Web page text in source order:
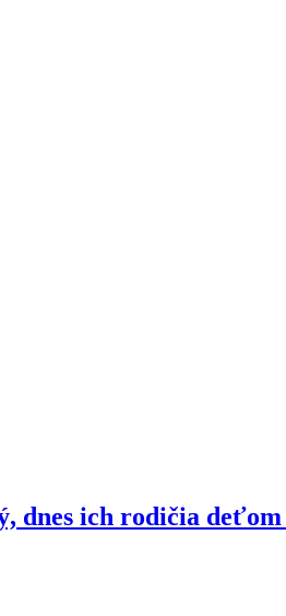
dnes ich rodičia